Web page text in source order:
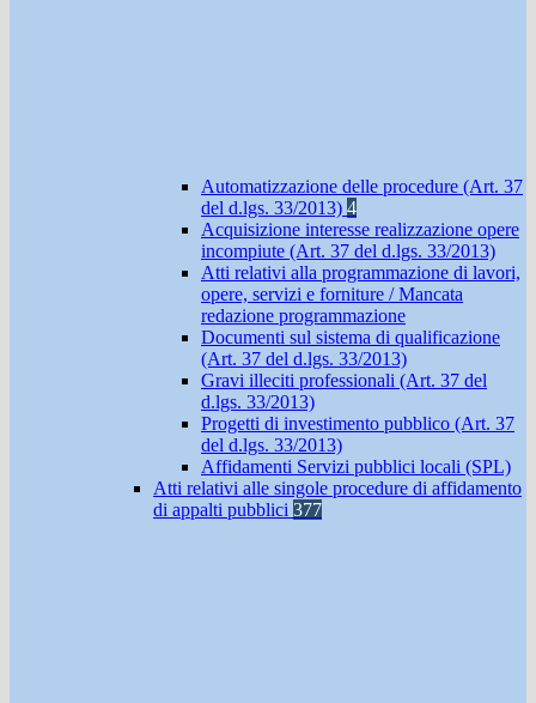
Automatizzazione delle procedure (Art. 37
del d.lgs. 33/2013) 4
Acquisizione interesse realizzazione opere
incompiute (Art. 37 del d.lgs. 33/2013)
Atti relativi alla programmazione di lavori,
opere, servizi e forniture / Mancata
redazione programmazione
Documenti sul sistema di qualificazione
(Art. 37 del d.lgs. 33/2013)
Gravi illeciti professionali (Art. 37 del
d.lgs. 33/2013)
Progetti di investimento pubblico (Art. 37
del d.lgs. 33/2013)
Affidamenti Servizi pubblici locali (SPL)
Atti relativi alle singole procedure di affidamento
di appalti pubblici 377